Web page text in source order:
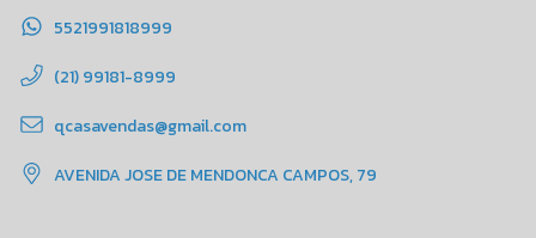
5521991818999
(21) 99181-8999
qcasavendas@gmail.com
AVENIDA JOSE DE MENDONCA CAMPOS, 79